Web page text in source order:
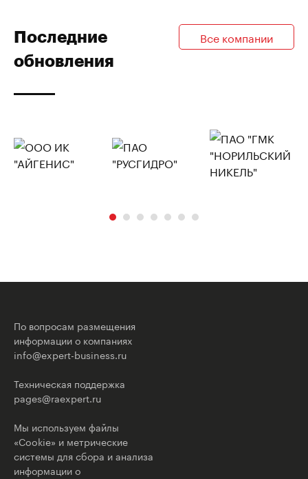
Последние
обновления
Все компании
По вопросам размещения
информации о компаниях
info@expert-business.ru
Техническая поддержка
pages@raexpert.ru
Мы используем файлы
«Cookie» и метрические
системы для сбора и анализа
информации о